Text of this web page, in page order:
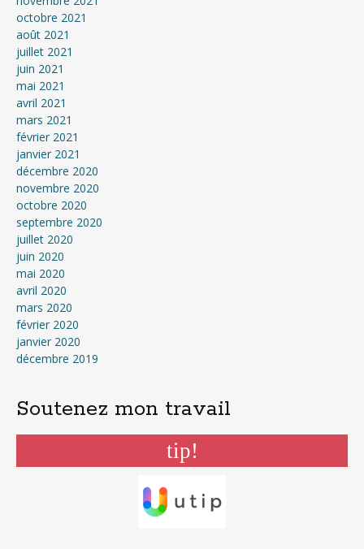
octobre 2021
août 2021
juillet 2021
juin 2021
mai 2021
avril 2021
mars 2021
février 2021
janvier 2021
décembre 2020
novembre 2020
octobre 2020
septembre 2020
juillet 2020
juin 2020
mai 2020
avril 2020
mars 2020
février 2020
janvier 2020
décembre 2019
Soutenez mon travail
tip!